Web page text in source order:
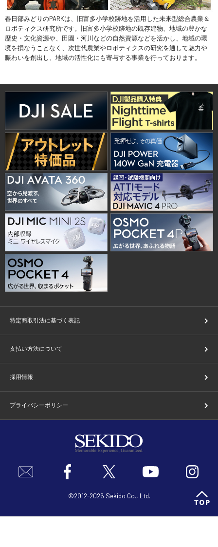
春日部みどりのPARKは、旧富多小学校跡地を活用した未来型総合農業＆
ロボティクス研究所です。旧富多小学校跡地の既存建物、地域の豊かな
歴史・文化資源や、田園・河川などの自然資源などを活かし、地域の環
境を損なうことなく、次世代農業やロボティクスの研究を通して魅力や
賑わいを創出し、地域の活性化にも寄与する事業を行っております。
特定商取引法に基づく表記
支払い方法について
採用情報
プライバシーポリシー
©2012-2026 Sekido Co., Ltd.